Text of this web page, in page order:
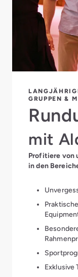
GRUPPEN &
mit
Profitiere von
in den
Exklusive